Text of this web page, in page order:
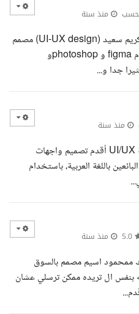
منذ سنة
السلام عليكم ورحمه الله وبركاته انا كريم سعيد (UI-UX design) مصمم
واجهه المستخدم . خبره في استخدام figma و photoshopو
منذ سنة
مرحبا أ. سعد، أنا سهى أسامة، مصممة UI/UX أقدم تصميم واجهات
باللغة العربية، باستخدام
منذ سنة
ممحمود اسيم مصمم بالسوق
بنفس ال تريده ممكن ترسلي عشان